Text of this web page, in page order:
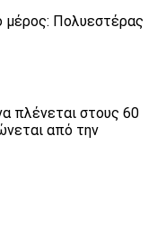
μέρος: Πολυεστέρας
πλένεται στους 60
από την